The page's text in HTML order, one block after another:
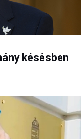
késésben